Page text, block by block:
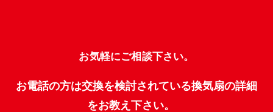
お気軽にご相談下さい。
お電話の方は交換を検討されている換気扇の詳細
をお教え下さい。